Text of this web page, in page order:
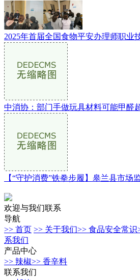
2025年首届全国食物平安办理师职业
中消协：部门手做玩具材料可能甲醛
【“守护消费”铁拳步履】皋兰县市场
欢迎与我们联系
导航
>> 首页 >> 关于我们>> 食品安全常识
系我们
产品中心
>> 辣椒>> 香辛料
联系我们